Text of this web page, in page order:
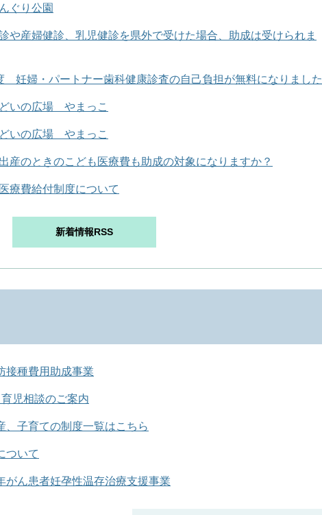
ぐり公園
や産婦健診、乳児健診を県外で受けた場合、助成は受けられま
妊婦・パートナー歯科健康診査の自己負担が無料になりました
いの広場 やまっこ
いの広場 やまっこ
産のときのこども医療費も助成の対象になりますか？
療費給付制度について
新着情報RSS
接種費用助成事業
児相談のご案内
、子育ての制度一覧はこちら
ついて
がん患者妊孕性温存治療支援事業